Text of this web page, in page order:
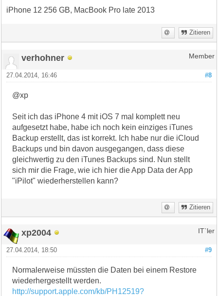
iPhone 12 256 GB, MacBook Pro late 2013
Zitieren
verhohner Member
#8
27.04.2014, 16:46
@xp
Seit ich das iPhone 4 mit iOS 7 mal komplett neu
aufgesetzt habe, habe ich noch kein einziges iTunes
Backup erstellt, das ist korrekt. Ich habe nur die iCloud
Backups und bin davon ausgegangen, dass diese
gleichwertig zu den iTunes Backups sind. Nun stellt
sich mir die Frage, wie ich hier die App Data der App
"iPilot" wiederherstellen kann?
Zitieren
xp2004 IT`ler
#9
27.04.2014, 18:50
Normalerweise müssten die Daten bei einem Restore
wiederhergestellt werden.
http://support.apple.com/kb/PH12519?